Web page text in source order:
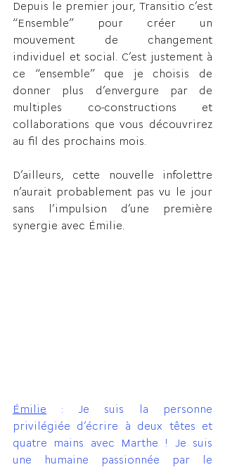
Depuis le premier jour, Transitio c’est
“Ensemble” pour créer un
mouvement de changement
individuel et social. C’est justement à
ce “ensemble” que je choisis de
donner plus d’envergure par de
multiples co-constructions et
collaborations que vous découvrirez
au fil des prochains mois.
D’ailleurs, cette nouvelle infolettre
n’aurait probablement pas vu le jour
sans l’impulsion d’une première
synergie avec Émilie.
Émilie : Je suis la personne
privilégiée d’écrire à deux têtes et
quatre mains avec Marthe ! Je suis
une humaine passionnée par le